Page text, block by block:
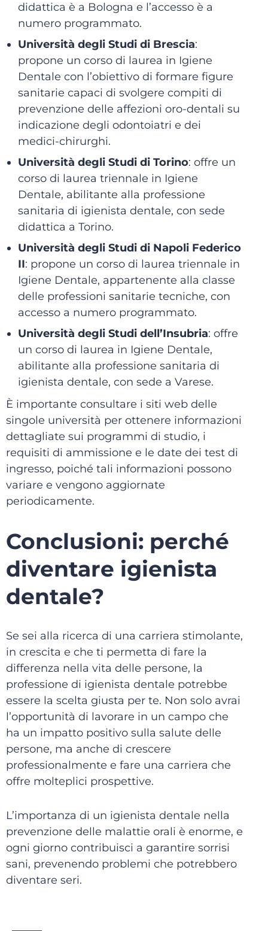
didattica è a Bologna e l’accesso è a
numero programmato.
Università degli Studi di Brescia:
propone un corso di laurea in Igiene
Dentale con l’obiettivo di formare figure
sanitarie capaci di svolgere compiti di
prevenzione delle affezioni oro-dentali su
indicazione degli odontoiatri e dei
medici-chirurghi.
Università degli Studi di Torino: offre un
corso di laurea triennale in Igiene
Dentale, abilitante alla professione
sanitaria di igienista dentale, con sede
didattica a Torino.
Università degli Studi di Napoli Federico
II: propone un corso di laurea triennale in
Igiene Dentale, appartenente alla classe
delle professioni sanitarie tecniche, con
accesso a numero programmato.
Università degli Studi dell’Insubria: offre
un corso di laurea in Igiene Dentale,
abilitante alla professione sanitaria di
igienista dentale, con sede a Varese.
È importante consultare i siti web delle
singole università per ottenere informazioni
dettagliate sui programmi di studio, i
requisiti di ammissione e le date dei test di
ingresso, poiché tali informazioni possono
variare e vengono aggiornate
periodicamente.
Conclusioni: perché
diventare igienista
dentale?
Se sei alla ricerca di una carriera stimolante,
in crescita e che ti permetta di fare la
differenza nella vita delle persone, la
professione di igienista dentale potrebbe
essere la scelta giusta per te. Non solo avrai
l’opportunità di lavorare in un campo che
ha un impatto positivo sulla salute delle
persone, ma anche di crescere
professionalmente e fare una carriera che
offre molteplici prospettive.
L’importanza di un igienista dentale nella
prevenzione delle malattie orali è enorme, e
ogni giorno contribuisci a garantire sorrisi
sani, prevenendo problemi che potrebbero
diventare seri.